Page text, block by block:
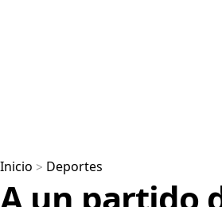
Inicio > Deportes